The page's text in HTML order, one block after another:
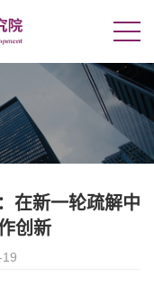
在新一轮疏解中
创新